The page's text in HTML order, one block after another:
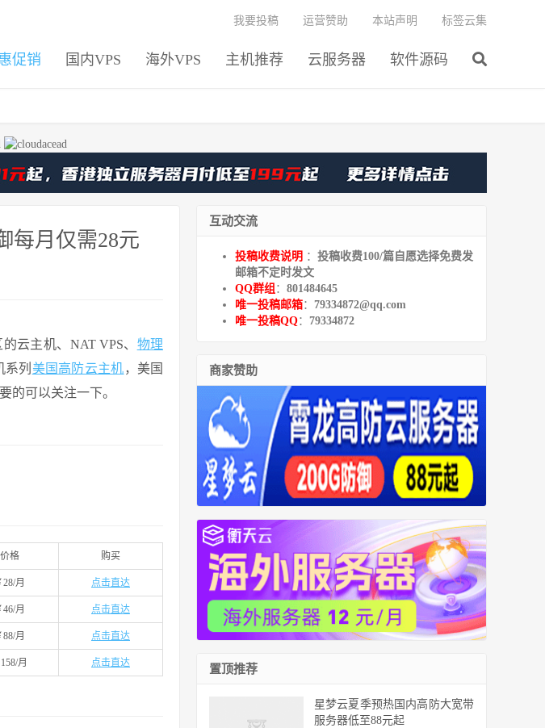
促销 国内VPS 海外VPS 主机推荐 云服务器 软件源码
我要投稿 运营赞助 本站声明 标签云集
每月仅需28元
云主机、NAT VPS、 物理
系列 美国高防云主机，美国
的可以关注一下。
价格 购买
28/月 点击直达
46/月 点击直达
88/月 点击直达
月 点击直达
互动交流
投稿收费说明 ： 投稿收费100/篇自愿选择免费发
邮箱不定时发文
QQ群组 ： 801484645
唯一投稿邮箱： 79334872@qq.com
唯一投稿QQ： 79334872
商家赞助
置顶推荐
星梦云夏季预热国内高防大宽带
服务器低至88元起